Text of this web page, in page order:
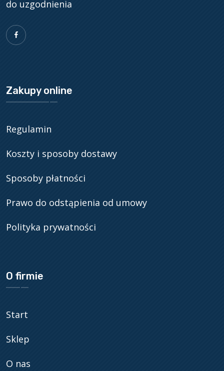
do uzgodnienia
Zakupy online
Regulamin
Koszty i sposoby dostawy
Sposoby płatności
Prawo do odstąpienia od umowy
Polityka prywatności
O firmie
Start
Sklep
O nas